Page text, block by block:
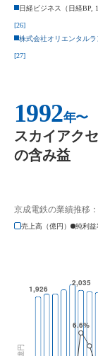
日経ビジネス（日経BP,
[26]
株式会社オリエンタルラ
[27]
1992年〜
スカイアク
の含み益
京成電鉄の業績推移
売上高（億円）
純利益